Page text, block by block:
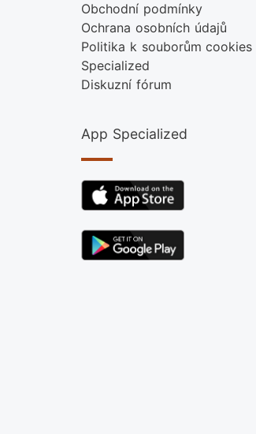
Obchodní podmínky
Ochrana osobních údajů
Politika k souborům cookies
Specialized
Diskuzní fórum
App Specialized